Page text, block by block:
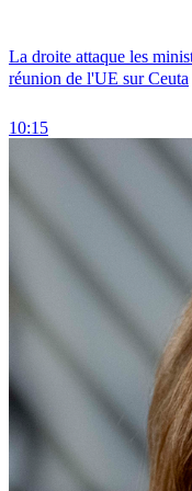
La droite attaque les
réunion de l'UE sur Ceuta
10:15